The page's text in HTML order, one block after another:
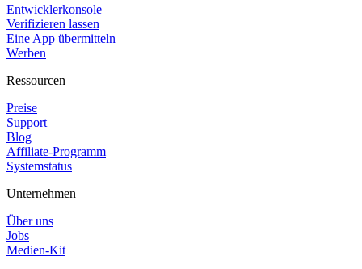
Entwicklerkonsole
Verifizieren lassen
Eine App übermitteln
Werben
Ressourcen
Preise
Support
Blog
Affiliate-Programm
Systemstatus
Unternehmen
Über uns
Jobs
Medien-Kit